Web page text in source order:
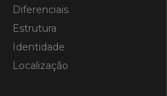
Diferenciais
Estrutura
Identidade
Localização